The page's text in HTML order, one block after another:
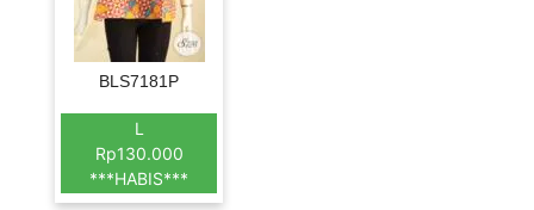
BLS7181P
L
Rp130.000
***HABIS***